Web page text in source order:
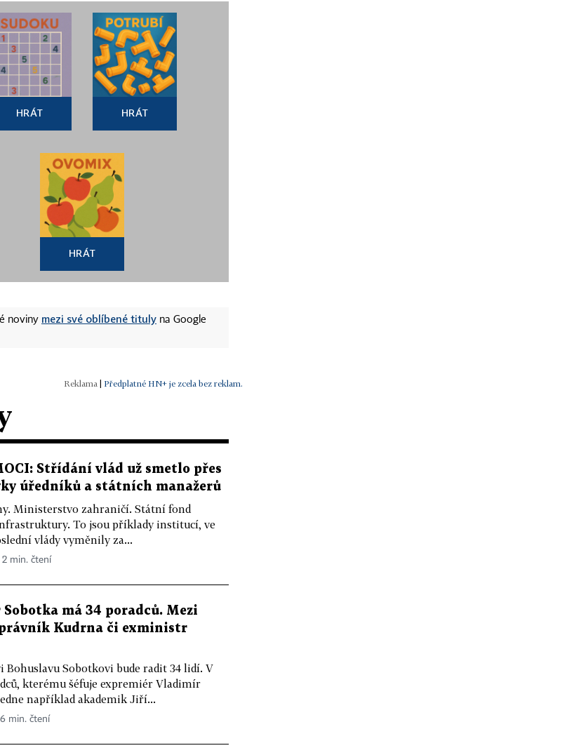
HRÁT HRÁT
HRÁT
noviny mezi své oblíbené tituly na Google
| Předplatné HN+ je zcela bez reklam.
Střídání vlád už smetlo přes
úředníků a státních manažerů
Ministerstvo zahraničí. Státní fond
To jsou příklady institucí, ve
vlády vyměnily za...
2 min. čtení
Sobotka má 34 poradců. Mezi
Kudrna či exministr
Bohuslavu Sobotkovi bude radit 34 lidí. V
kterému šéfuje expremiér Vladimír
například akademik Jiří...
6 min. čtení